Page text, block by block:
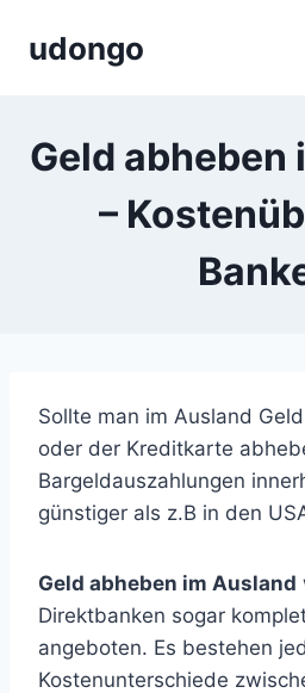
Inhaltudongo
Geld abheben
–
Sollte man im Ausland
oder der Kreditkarte
Bargeldauszahlungen
günstiger als z.B in den
Geld abheben im Ausland
Direktbanken sogar
angeboten. Es bestehen
Kostenunterschiede